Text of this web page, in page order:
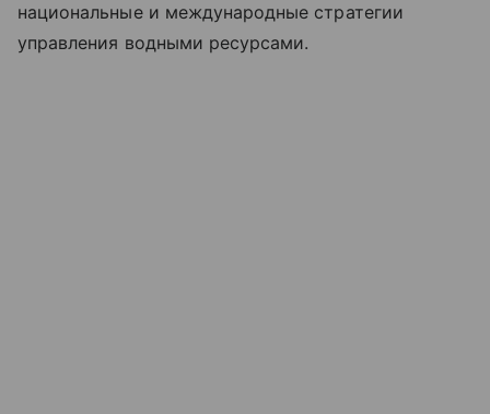
национальные и международные стратегии
управления водными ресурсами.